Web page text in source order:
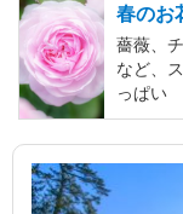
春のお
薔薇、
など、
っぱい